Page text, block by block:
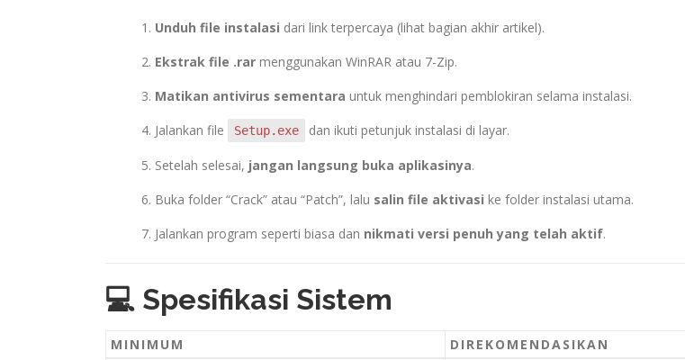
Unduh file instalasi dari link terpercaya (lihat bagian akhir artikel).
Ekstrak file .rar menggunakan WinRAR atau 7-Zip.
Matikan antivirus sementara untuk menghindari pemblokiran selama instalasi.
Jalankan file
Setup.exe dan ikuti petunjuk instalasi di layar.
Setelah selesai, jangan langsung buka aplikasinya.
Buka folder “Crack” atau “Patch”, lalu salin file aktivasi ke folder instalasi utama.
Jalankan program seperti biasa dan nikmati versi penuh yang telah aktif.
💻 Spesifikasi Sistem
MINIMUM
DIREKOMENDASIKAN